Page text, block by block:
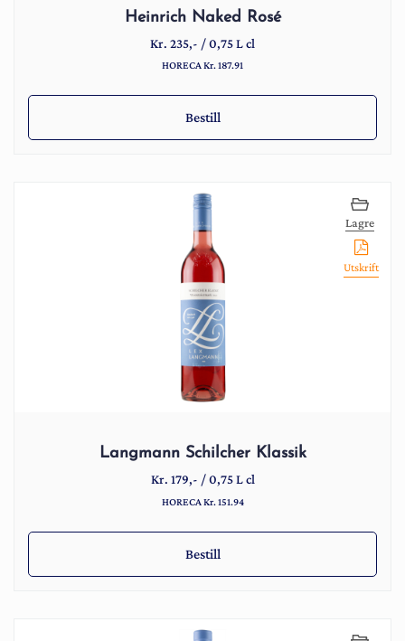
Bestill
Heinrich Naked Rosé
Kr. 235,- /0,75 L cl
HORECA Kr. 187.91
Utskrift
Bestill
Langmann Schilcher Klassik
Kr. 179,- /0,75 L cl
HORECA Kr. 151.94
Lagre